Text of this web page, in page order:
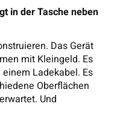
in der Tasche neben
Das Gerät
mit Kleingeld. Es
Ladekabel. Es
Oberflächen
Und